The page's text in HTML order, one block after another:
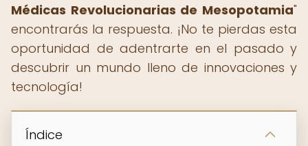
Médicas Revolucionarias de Mesopotamia"
encontrarás la respuesta. ¡No te pierdas esta
oportunidad de adentrarte en el pasado y
descubrir un mundo lleno de innovaciones y
tecnología!
Índice